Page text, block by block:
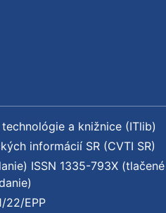
a knižnice (ITlib)
informácií SR (CVTI SR)
ISSN 1335-793X (tlačené
22/EPP